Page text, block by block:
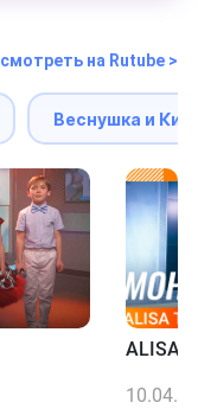
смотреть на Rutube >
Веснушка и
ALISA
10.04.26